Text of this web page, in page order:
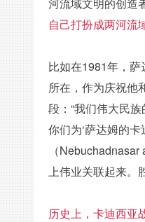
自己打扮成两河流
比如在1981年，
所在，作为庆祝他
段：“我们伟大民
你们为‘萨达姆的
（
上伟业关联起来。
历史上，卡迪西亚